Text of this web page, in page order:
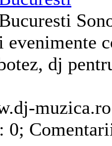
evenimente
dj
muzica.ro